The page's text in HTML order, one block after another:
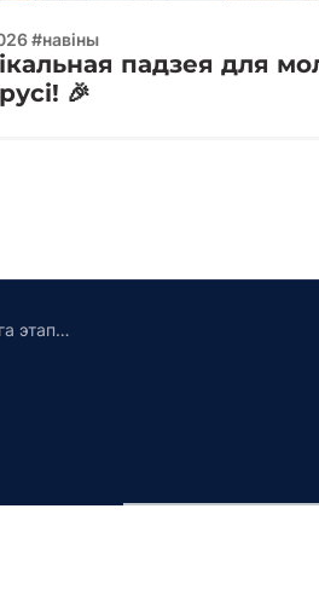
#навіны
падзея для
🎉
Адбылася ўрачыстая цырымонія падвядзення вынікаў раённага этапа конкурсу «Залатое пяро »Белай Русі« – 2026»